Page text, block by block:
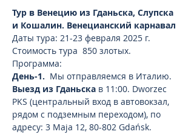
Тур в Венецию из Гданьска, Слупска
и Кошалин. Венецианский карнавал
Даты тура: 21-23 февраля 2025 г.
Стоимость тура  850 злотых.
Программа:
День-1. Мы отправляемся в Италию.
Выезд из Гданьска в 11:00. Dworzec
PKS (центральный вход в автовокзал,
рядом с подземным переходом), по
адресу: 3 Maja 12, 80-802 Gdańsk.